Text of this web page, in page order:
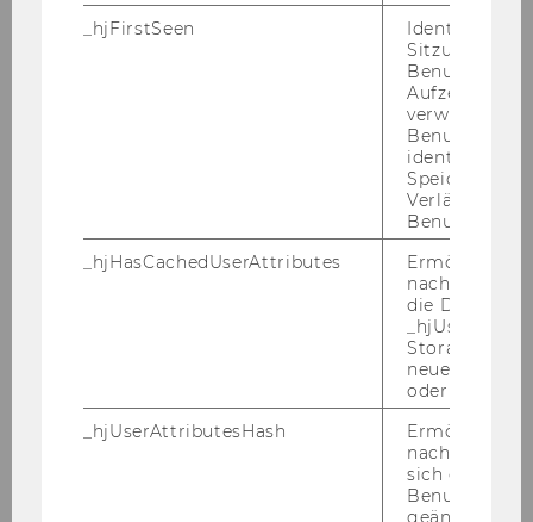
_hjFirstSeen
Identifiziert
Sitzung eines
Benutzers.
verwendet,
identifizieren.
Verlängert
_hjHasCachedUserAttributes
Ermöglicht
die Daten in
Storage auf
neuesten
oder nicht.
_hjUserAttributesHash
Ermöglicht
sich ein
geändert hat